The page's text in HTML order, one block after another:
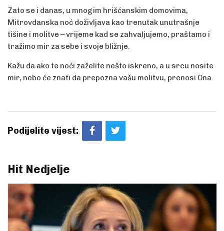
Zato se i danas, u mnogim hrišćanskim domovima,
Mitrovdanska noć doživljava kao trenutak unutrašnje
tišine i molitve – vrijeme kad se zahvaljujemo, praštamo i
tražimo mir za sebe i svoje bližnje.
Kažu da ako te noći zaželite nešto iskreno, a u srcu nosite
mir, nebo će znati da prepozna vašu molitvu, prenosi Ona.
Podijelite vijest:
Hit Nedjelje